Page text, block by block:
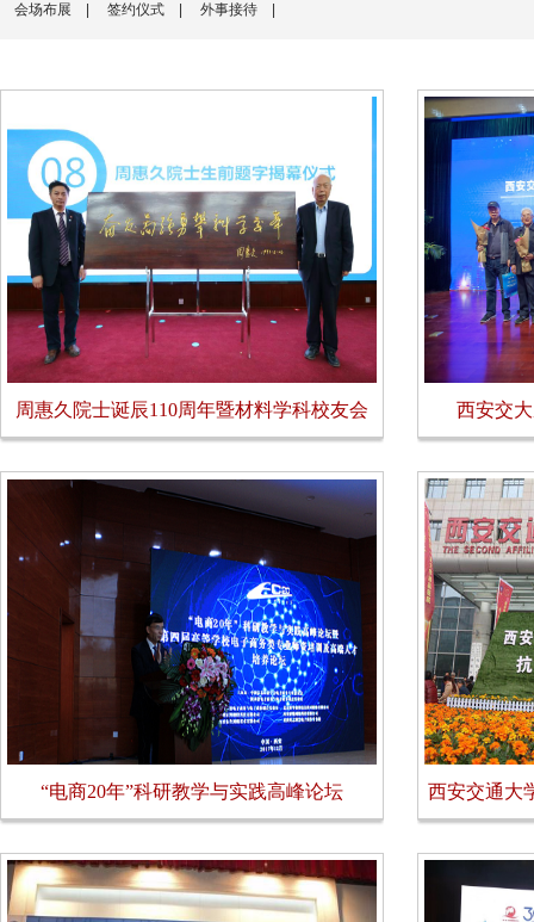
会场布展 签约仪式 外事接待
周惠久院士诞辰110周年暨材料学科校友会 西安交
“电商20年”科研教学与实践高峰论坛 西安交通大